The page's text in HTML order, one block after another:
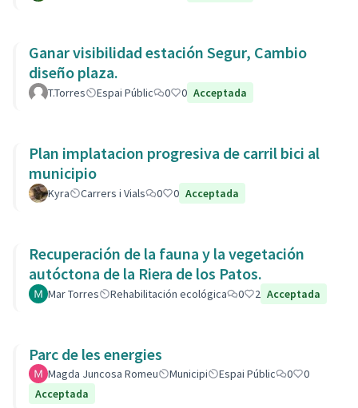
Ganar visibilidad estación Segur, Cambio
diseño plaza.
T.Torres Espai Públic 0 0 Acceptada
Plan implatacion progresiva de carril bici al
municipio
Kyra Carrers i Vials 0 0 Acceptada
Recuperación de la fauna y la vegetación
autóctona de la Riera de los Patos.
Mar Torres Rehabilitación ecológica 0 2 Acceptada
Parc de les energies
Magda Juncosa Romeu Municipi Espai Públic 0
0
Acceptada